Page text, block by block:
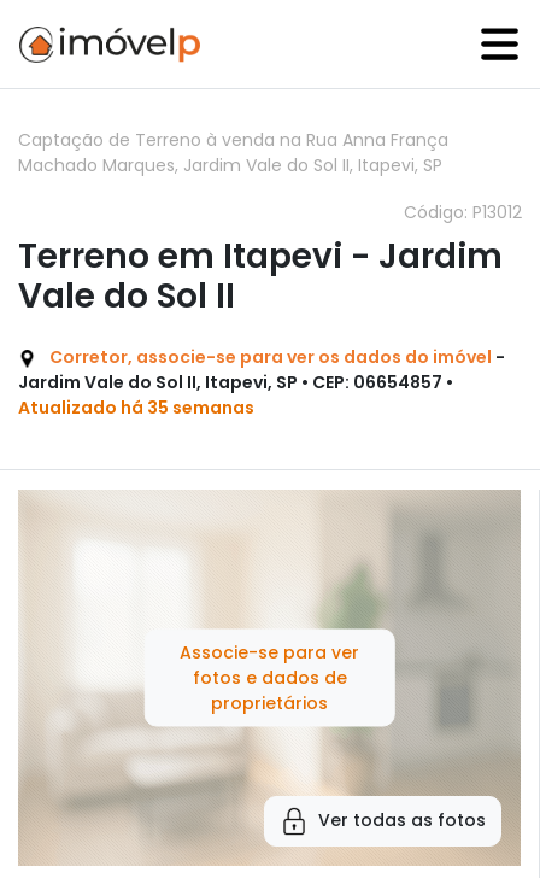
Captação de Terreno à venda na Rua Anna França
Machado Marques, Jardim Vale do Sol II, Itapevi, SP
Código: P13012
Terreno em Itapevi - Jardim
Vale do Sol II
Corretor, associe-se para ver os dados do imóvel -
Jardim Vale do Sol II, Itapevi, SP • CEP: 06654857 •
Atualizado há 35 semanas
Associe-se para ver
fotos e dados de
proprietários
Ver todas as fotos